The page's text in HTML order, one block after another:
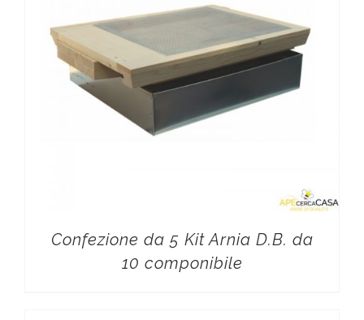
Confezione da 5 Kit Arnia D.B. da
10 componibile